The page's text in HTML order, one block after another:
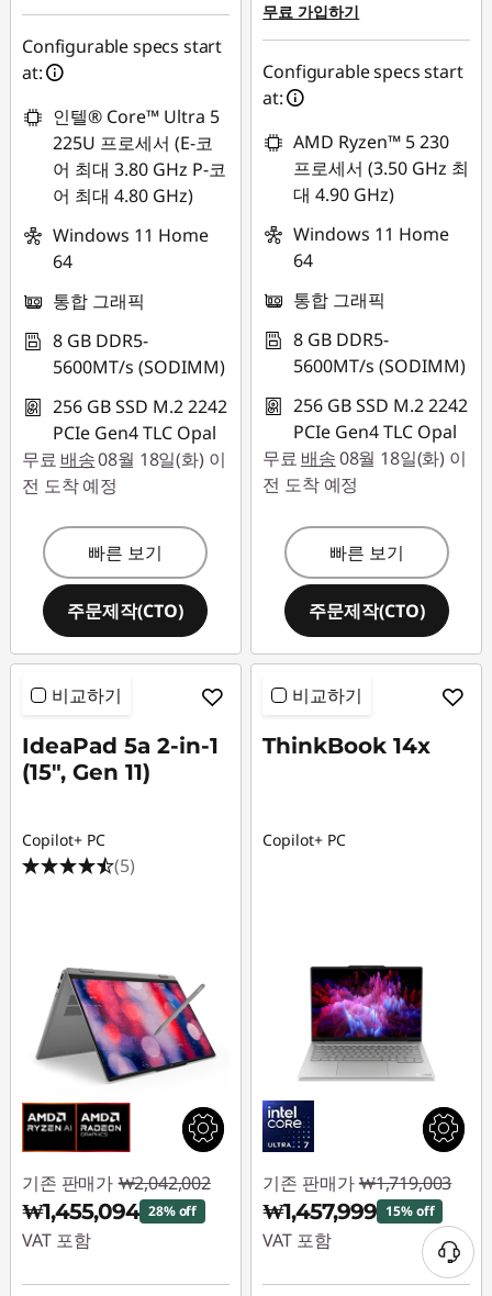
Configurable specs start
at:
인텔® Core™ Ultra 5
225U 프로세서 (E-코
어 최대 3.80 GHz P-코
어 최대 4.80 GHz)
Windows 11 Home
64
통합 그래픽
8 GB DDR5-
5600MT/s (SODIMM)
256 GB SSD M.2 2242
PCIe Gen4 TLC Opal
무료 배송08월 18일(화) 이
전 도착 예정
빠른 보기
주문제작(CTO)
무료 가입하기
Configurable specs start
at:
AMD Ryzen™ 5 230
프로세서 (3.50 GHz 최
대 4.90 GHz)
Windows 11 Home
64
통합 그래픽
8 GB DDR5-
5600MT/s (SODIMM)
256 GB SSD M.2 2242
PCIe Gen4 TLC Opal
무료 배송08월 18일(화) 이
전 도착 예정
빠른 보기
주문제작(CTO)
비교하기
IdeaPad 5a 2-in-1
(15", Gen 11)
Copilot+ PC
(5)
기존 판매가 ₩2,042,002
₩1,455,094 28% off
VAT 포함
즉시 할인: :-
비교하기
ThinkBook 14x
Copilot+ PC
기존 판매가 ₩1,719,003
₩1,457,999 15% off
VAT 포함
즉시 할인: :-